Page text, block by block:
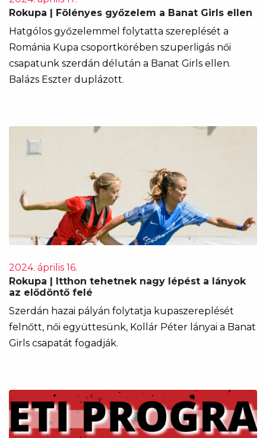
Rokupa | Fölényes győzelem a Banat Girls ellen
Hatgólos győzelemmel folytatta szereplését a
Románia Kupa csoportkörében szuperligás női
csapatunk szerdán délután a Banat Girls ellen.
Balázs Eszter duplázott.
2024. április 16.
Rokupa | Itthon tehetnek nagy lépést a lányok
az elődöntő felé
Szerdán hazai pályán folytatja kupaszereplését
felnőtt, női együttesünk, Kollár Péter lányai a Banat
Girls csapatát fogadják.